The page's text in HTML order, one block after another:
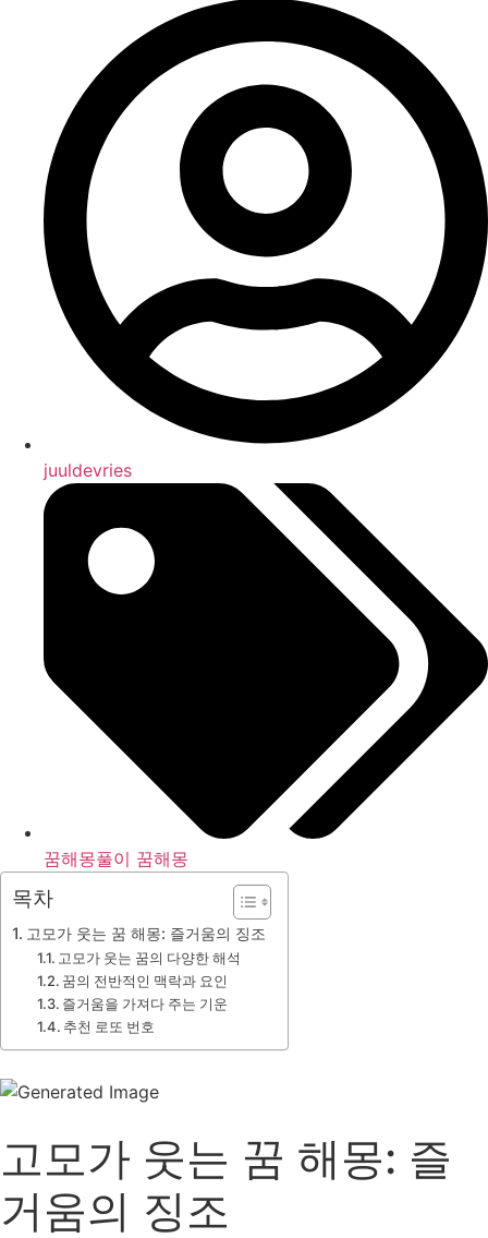
juuldevries
꿈해몽풀이 꿈해몽
목차
고모가 웃는 꿈 해몽: 즐거움의 징조
고모가 웃는 꿈의 다양한 해석
꿈의 전반적인 맥락과 요인
즐거움을 가져다 주는 기운
추천 로또 번호
고모가 웃는 꿈 해몽: 즐
거움의 징조